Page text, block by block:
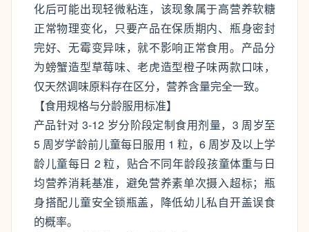
化后可能出现轻微粘连，该现象属于高营养软糖
正常物理变化，只要产品在保质期内、瓶身密封
完好、无霉变异味，就不影响正常食用。产品分
为螃蟹造型草莓味、老虎造型橙子味两款口味，
仅天然调味原料存在区分，营养含量完全一致。
【食用规格与分龄服用标准】
产品针对 3-12 岁分阶段定制食用剂量，3 周岁至
5 周岁学龄前儿童每日服用 1 粒，6 周岁及以上学
龄儿童每日 2 粒，贴合不同年龄段孩童体重与日
均营养消耗基准，避免营养素单次摄入超标；瓶
身搭配儿童安全锁瓶盖，降低幼儿私自开盖误食
的概率。